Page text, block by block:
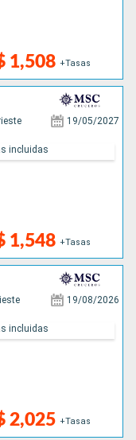
1,508 +Tasas
19/05/2027
1,548 +Tasas
incluidas
19/08/2026
2,025 +Tasas
incluidas